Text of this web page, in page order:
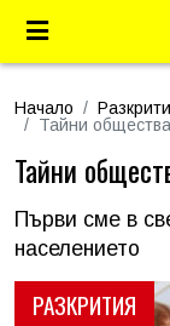
Начало
Тайни
РАЗКРИТИЯ
Тайни
Първи сме в
населението